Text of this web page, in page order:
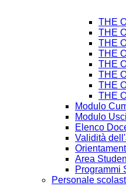
THE
THE
THE
THE
THE
THE
THE
THE
Modulo
Modulo
Elenco
Validità
Area
Programmi
Personale